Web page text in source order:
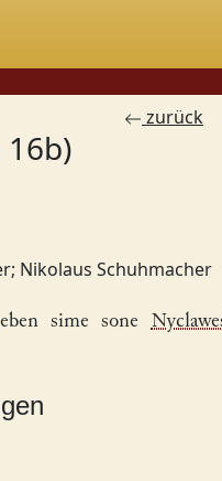
zurück
16b)
; Nikolaus Schuhmacher
sime sone